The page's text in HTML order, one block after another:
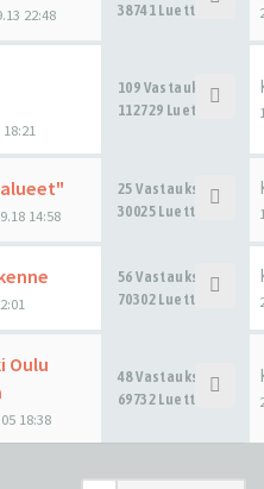
22:48
38741 Luettu
109 Vastaukset
112729 Luettu
14:58
25 Vastaukset
30025 Luettu
56 Vastaukset
70302 Luettu
Oulu
18:38
48 Vastaukset
69732 Luettu